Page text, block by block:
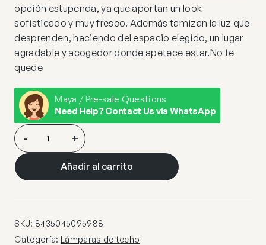
opción estupenda, ya que aportan un look
sofisticado y muy fresco. Además tamizan la luz que
desprenden, haciendo del espacio elegido, un lugar
agradable y acogedor donde apetece estar.No te
quede
Maya / Pre-sale Questions
Need Help? Contact Us via WhatsApp
COLGANTE
BRUNO
NATURAL
1
27
cantidad
- +
Añadir al carrito
SKU: 8435045095988
Categoría: Lámparas de techo